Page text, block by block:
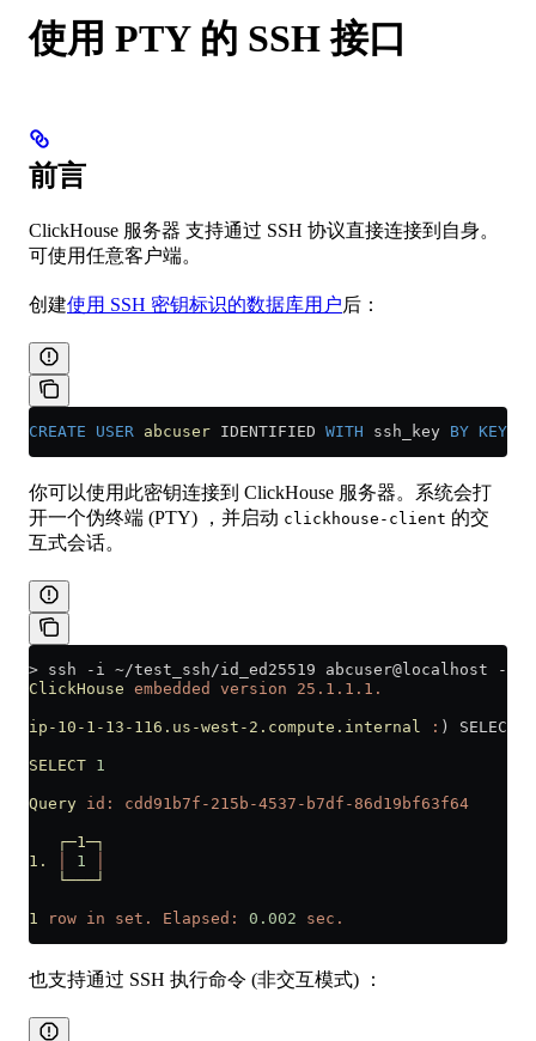
使用 PTY 的 SSH 接口
前言
ClickHouse 服务器 支持通过 SSH 协议直接连接到自身。
可使用任意客户端。
创建使用 SSH 密钥标识的数据库用户后：
CREATE USER abcuser IDENTIFIED WITH ssh_key BY KEY
你可以使用此密钥连接到 ClickHouse 服务器。系统会打
开一个伪终端 (PTY) ，并启动 clickhouse-client 的交
互式会话。
> ssh -i ~/test_ssh/id_ed25519 abcuser@localhost -p
ClickHouse embedded version 25.1.1.1.
ip-10-1-13-116.us-west-2.compute.internal : ) SELECT
SELECT 1
Query id: cdd91b7f-215b-4537-b7df-86d19bf63f64
   ┌─1─┐
1.
1
   └───┘
1 row in set. Elapsed: 0.002 sec.
也支持通过 SSH 执行命令 (非交互模式) ：